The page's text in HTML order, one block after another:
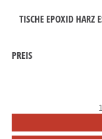
TISCHE EPOXID HARZ
PREIS